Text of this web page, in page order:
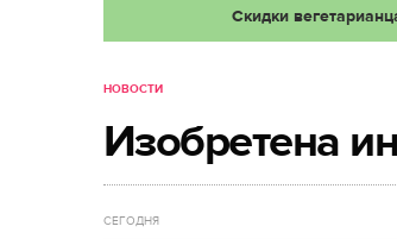
Скидки
НОВОСТИ
Изобретена
СЕГОДНЯ